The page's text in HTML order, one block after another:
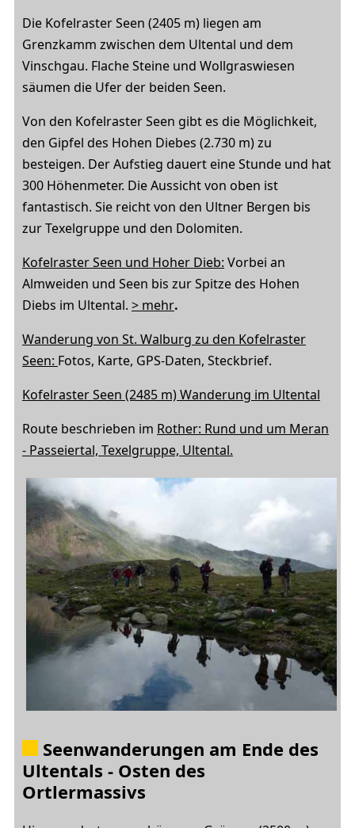
Die Kofelraster Seen (2405 m) liegen am
Grenzkamm zwischen dem Ultental und dem
Vinschgau. Flache Steine und Wollgraswiesen
säumen die Ufer der beiden Seen.
Von den Kofelraster Seen gibt es die Möglichkeit,
den Gipfel des Hohen Diebes (2.730 m) zu
besteigen. Der Aufstieg dauert eine Stunde und hat
300 Höhenmeter. Die Aussicht von oben ist
fantastisch. Sie reicht von den Ultner Bergen bis
zur Texelgruppe und den Dolomiten.
Kofelraster Seen und Hoher Dieb: Vorbei an
Almweiden und Seen bis zur Spitze des Hohen
Diebs im Ultental. > mehr.
Wanderung von St. Walburg zu den Kofelraster
Seen: Fotos, Karte, GPS-Daten, Steckbrief.
Kofelraster Seen (2485 m) Wanderung im Ultental
Route beschrieben im Rother: Rund und um Meran
- Passeiertal, Texelgruppe, Ultental.
Seenwanderungen am Ende des
Ultentals - Osten des
Ortlermassivs